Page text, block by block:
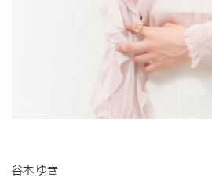
谷本 ゆき